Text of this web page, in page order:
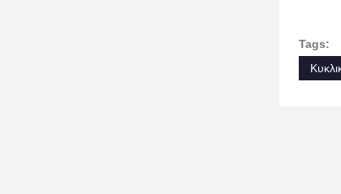
Tags: